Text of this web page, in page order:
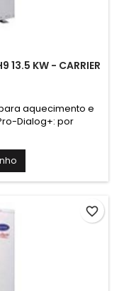
13.5 KW - CARRIER
aquecimento e
Dialog+: por
funções de
Set Point distinto
favorite_border